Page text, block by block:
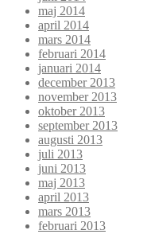
maj 2014
april 2014
mars 2014
februari 2014
januari 2014
december 2013
november 2013
oktober 2013
september 2013
augusti 2013
juli 2013
juni 2013
maj 2013
april 2013
mars 2013
februari 2013